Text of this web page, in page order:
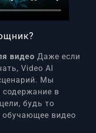
видео Даже если
Video AI
Мы
содержание в
будь то
видео